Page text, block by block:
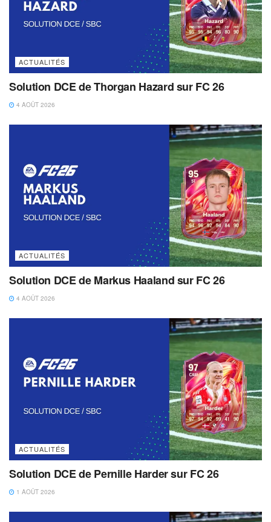
ACTUALITÉS
Solution DCE de Thorgan Hazard sur FC 26
4 AOÛT 2026
ACTUALITÉS
Solution DCE de Markus Haaland sur FC 26
4 AOÛT 2026
ACTUALITÉS
Solution DCE de Pernille Harder sur FC 26
1 AOÛT 2026